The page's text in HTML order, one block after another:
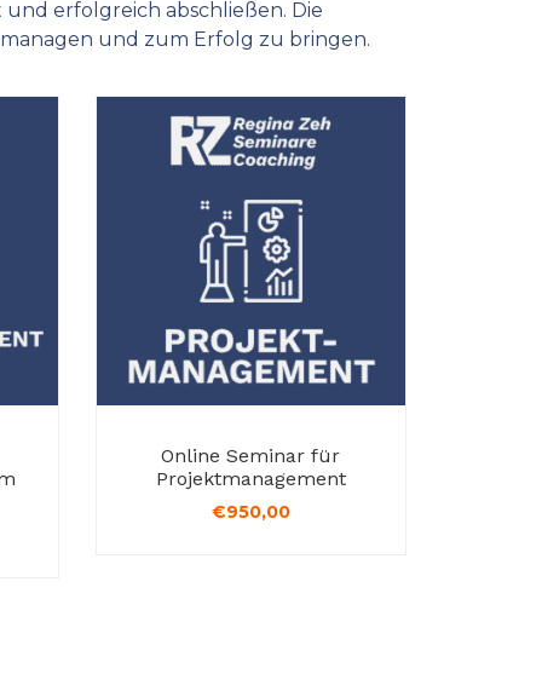
erfolgreich abschließen. Die
und zum Erfolg zu bringen.
Online Seminar für
Projektmanagement
€950,00